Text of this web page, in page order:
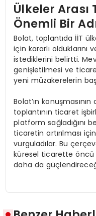
Ülkeler
Önemli Bir
Bolat, toplantıda İİT
için kararlı olduklarını
istediklerini belirtti.
genişletilmesi ve
yeni müzakerelerin
Bolat’ın
toplantının ticaret
platform sağladığını
ticaretin artırılması
vurguladılar. Bu
küresel ticarette öncü
daha da